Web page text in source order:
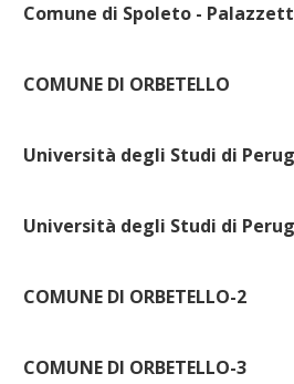
Comune di Spoleto -
COMUNE DI ORBETELLO
Università degli Studi di
Università degli Studi di
COMUNE DI ORBETELLO-2
COMUNE DI ORBETELLO-3